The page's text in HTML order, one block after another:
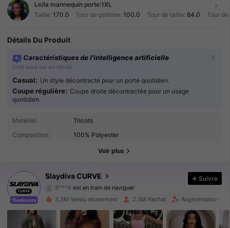
Le/la mannequin porte:1XL
Taille: 170.0 Tour de poitrine: 100.0 Tour de taille: 84.0 Tour
Détails Du Produit
Caractéristiques de l'intelligence artificielle
Créé basé sur les détails
Casual: Un style décontracté pour un porté quotidien.
Coupe régulière: Coupe droite décontractée pour un usage
quotidien.
Matériel:
Tricots
Composition:
100% Polyester
Voir plus
Slaydiva CURVE
630K Suiveurs
9***6 est en train de naviguer
630K Suiveurs
4.86 630K Suiveurs
Suivre
3.3M Vendu récemment 2.3M Rachat Augmentation du